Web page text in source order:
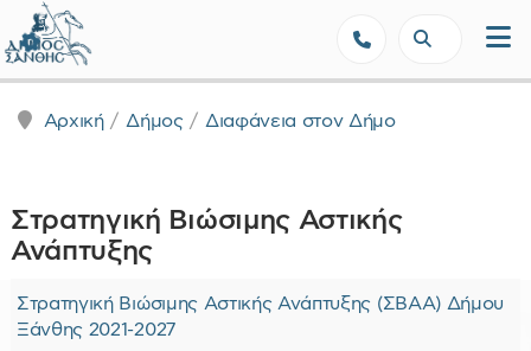
Αρχική Δήμος Διαφάνεια στον Δήμο
Στρατηγική Βιώσιμης Αστικής
Ανάπτυξης
Στρατηγική Βιώσιμης Αστικής Ανάπτυξης (ΣΒΑΑ) Δήμου
Ξάνθης 2021-2027